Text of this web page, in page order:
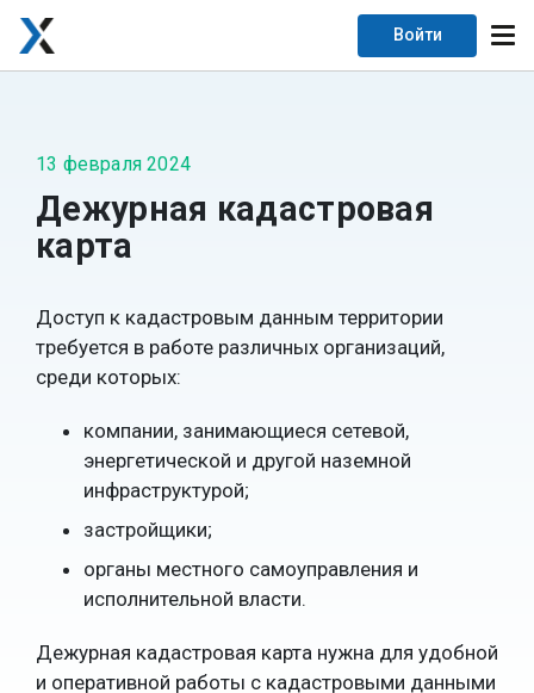
Войти
13 февраля 2024
Дежурная кадастровая
карта
Доступ к кадастровым данным территории
требуется в работе различных организаций,
среди которых:
компании, занимающиеся сетевой,
энергетической и другой наземной
инфраструктурой;
застройщики;
органы местного самоуправления и
исполнительной власти.
Дежурная кадастровая карта нужна для удобной
и оперативной работы с кадастровыми данными